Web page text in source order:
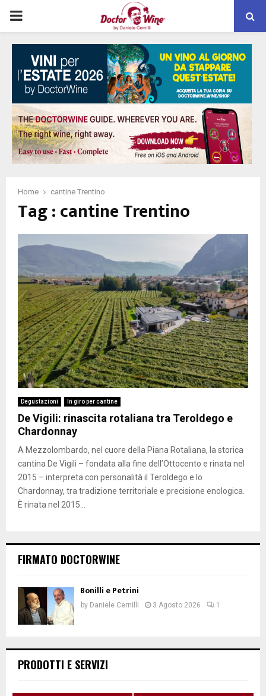
PRIMARY
MENU
Home cantine Trentino
Tag : cantine Trentino
Degustazioni In giro per cantine
De Vigili: rinascita rotaliana tra Teroldego e
Chardonnay
A Mezzolombardo, nel cuore della Piana Rotaliana, la storica
cantina De Vigili – fondata alla fine dell’Ottocento e rinata nel
2015 – interpreta con personalità il Teroldego e lo
Chardonnay, tra tradizione territoriale e precisione enologica.
È rinata nel 2015...
FIRMATO DOCTORWINE
Bonilli e Petrini
by Daniele Cernilli 3 Agosto 2026 1
PRODOTTI E SERVIZI